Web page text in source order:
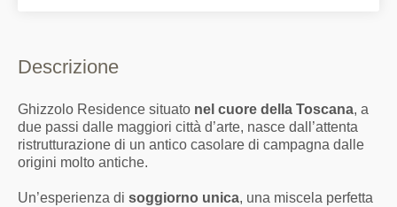
Descrizione
Ghizzolo Residence situato nel cuore della Toscana, a
due passi dalle maggiori città d’arte, nasce dall’attenta
ristrutturazione di un antico casolare di campagna dalle
origini molto antiche.
Un’esperienza di soggiorno unica, una miscela perfetta